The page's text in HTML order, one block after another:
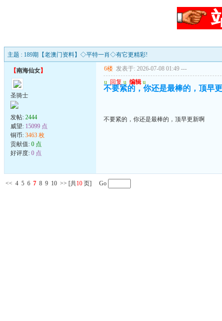
主题 : 189期【老澳门资料】◇平特一肖◇有它更精彩!
【南海仙女】
圣骑士
发帖: 2444
威望: 15099 点
铜币: 3463 枚
贡献值: 0 点
好评度: 0 点
6楼 发表于: 2026-07-08 01:49 ---
u 回复 u 编辑 u
不要紧的，你还是最棒的，顶早
不要紧的，你还是最棒的，顶早更新啊
<< 4 5 6 7 8 9 10 >> [共10 页] Go